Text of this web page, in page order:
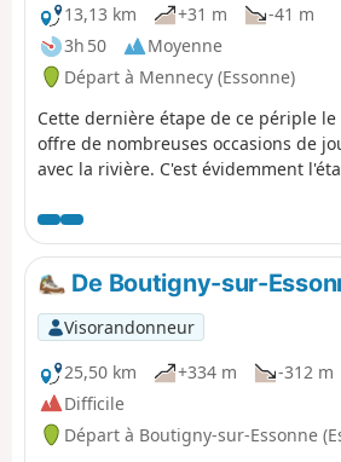
13,13 km
+31 m
-41 m
3h 50
Moyenne
Départ à Mennecy (Essonne)
Cette dernière étape de ce périple
offre de nombreuses occasions de
avec la rivière. C'est évidemment
Essonnes révèle ainsi son riche
ou industriel.
De Boutigny-sur-
Visorandonneur
25,50 km
+334 m -312 m
Difficile
Départ à Boutigny-sur-Essonne